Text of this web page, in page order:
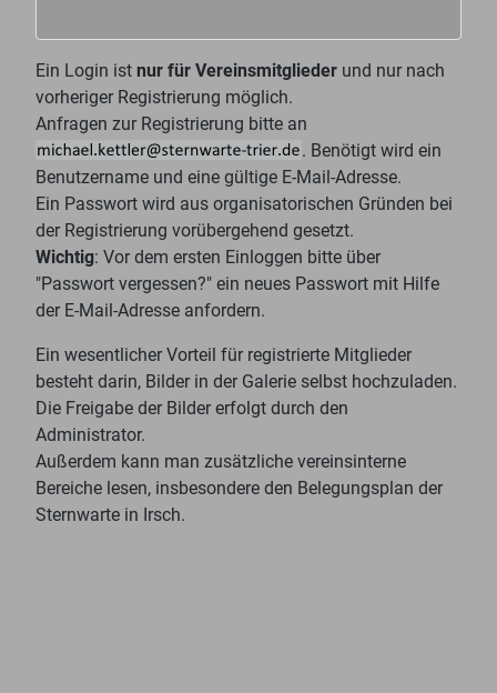
Ein Login ist nur für Vereinsmitglieder und nur nach
vorheriger Registrierung möglich.
Anfragen zur Registrierung bitte an
. Benötigt wird ein
Benutzername und eine gültige E-Mail-Adresse.
Ein Passwort wird aus organisatorischen Gründen bei
der Registrierung vorübergehend gesetzt.
Wichtig: Vor dem ersten Einloggen bitte über
"Passwort vergessen?" ein neues Passwort mit Hilfe
der E-Mail-Adresse anfordern.
Ein wesentlicher Vorteil für registrierte Mitglieder
besteht darin, Bilder in der Galerie selbst hochzuladen.
Die Freigabe der Bilder erfolgt durch den
Administrator.
Außerdem kann man zusätzliche vereinsinterne
Bereiche lesen, insbesondere den Belegungsplan der
Sternwarte in Irsch.